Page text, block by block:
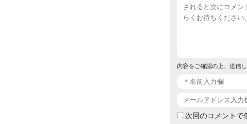
内容をご確認の上、送信し
次回のコメントで